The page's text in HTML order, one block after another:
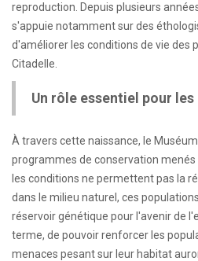
reproduction. Depuis plusieurs
s'appuie notamment sur des
d'améliorer les conditions de vie des
Citadelle.
Un rôle essentiel pour
À travers cette naissance, le
programmes de conservation
les conditions ne permettent pas la
dans le milieu naturel, ces
réservoir génétique pour l'avenir de
terme, de pouvoir renforcer les
menaces pesant sur leur habitat